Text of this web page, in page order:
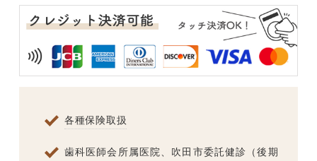
各種保険取扱
歯科医師会所属医院、吹田市委託健診（後期